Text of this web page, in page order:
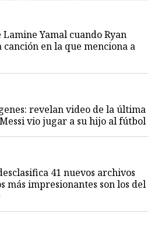
Yamal cuando Ryan
canción en la que menciona a
revelan video de la última
vio jugar a su hijo al fútbol
41 nuevos archivos
más impresionantes son los del